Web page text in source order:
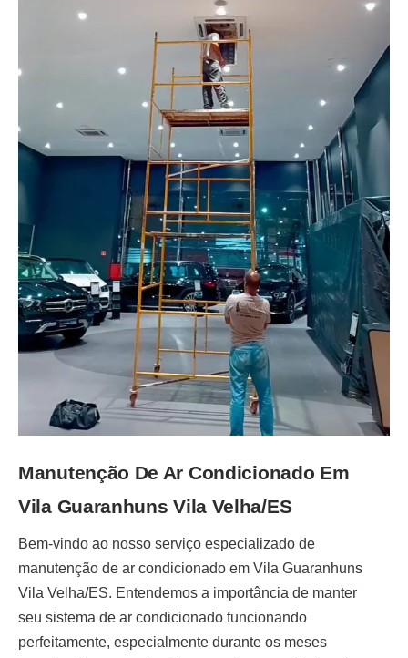
Manutenção De Ar Condicionado Em
Vila Guaranhuns Vila Velha/ES
Bem-vindo ao nosso serviço especializado de
manutenção de ar condicionado em Vila Guaranhuns
Vila Velha/ES. Entendemos a importância de manter
seu sistema de ar condicionado funcionando
perfeitamente, especialmente durante os meses